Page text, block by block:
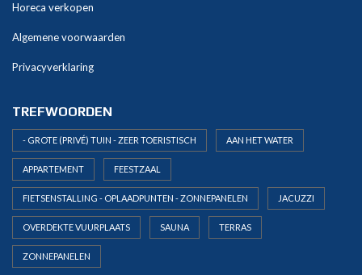
Horeca verkopen
Algemene voorwaarden
Privacyverklaring
TREFWOORDEN
- GROTE (PRIVÉ) TUIN - ZEER TOERISTISCH AAN HET WATER
APPARTEMENT FEESTZAAL
FIETSENSTALLING - OPLAADPUNTEN - ZONNEPANELEN JACUZZI
OVERDEKTE VUURPLAATS SAUNA TERRAS
ZONNEPANELEN